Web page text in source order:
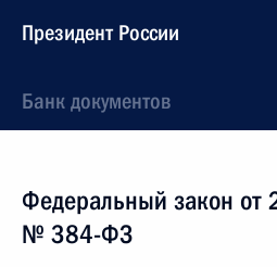
Президент России
Банк документов
Федеральный закон от
№ 384-ФЗ